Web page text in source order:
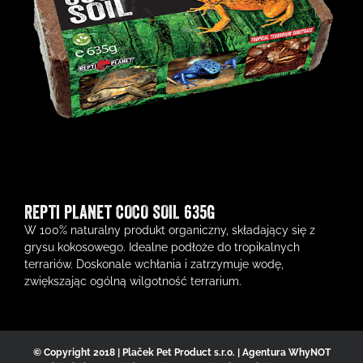
REPTI PLANET COCO SOIL 635G
W 100% naturalny produkt organiczny, składający się z
grysu kokosowego. Idealne podłoże do tropikalnych
terrariów. Doskonale wchłania i zatrzymuje wodę,
zwiększając ogólną wilgotność terrarium.
© Copyright 2018 | Plaček Pet Product s.r.o. | Agentura WhyNOT